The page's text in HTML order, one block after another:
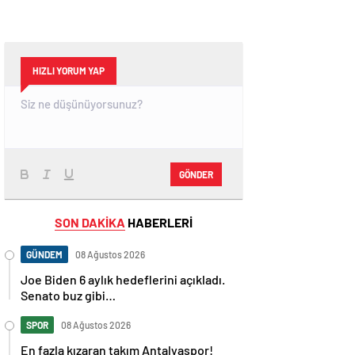
HIZLI YORUM YAP
GÖNDER
SON DAKİKA HABERLERİ
GÜNDEM 08 Ağustos 2026
Joe Biden 6 aylık hedeflerini açıkladı.
Senato buz gibi…
SPOR 08 Ağustos 2026
En fazla kızaran takım Antalyaspor!